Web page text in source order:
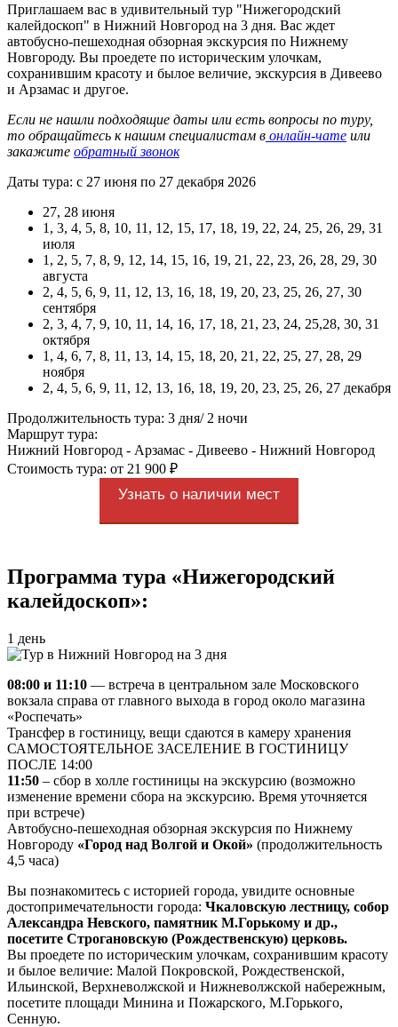
Приглашаем вас в удивительный тур "Нижегородский
калейдоскоп" в Нижний Новгород на 3 дня. Вас ждет
автобусно-пешеходная обзорная экскурсия по Нижнему
Новгороду. Вы проедете по историческим улочкам,
сохранившим красоту и былое величие, экскурсия в Дивеево
и Арзамас и другое.
Если не нашли подходящие даты или есть вопросы по туру,
то обращайтесь к нашим специалистам в онлайн-чате или
закажите обратный звонок
Даты тура: с 27 июня по 27 декабря 2026
27, 28 июня
1, 3, 4, 5, 8, 10, 11, 12, 15, 17, 18, 19, 22, 24, 25, 26, 29, 31
июля
1, 2, 5, 7, 8, 9, 12, 14, 15, 16, 19, 21, 22, 23, 26, 28, 29, 30
августа
2, 4, 5, 6, 9, 11, 12, 13, 16, 18, 19, 20, 23, 25, 26, 27, 30
сентября
2, 3, 4, 7, 9, 10, 11, 14, 16, 17, 18, 21, 23, 24, 25,28, 30, 31
октября
1, 4, 6, 7, 8, 11, 13, 14, 15, 18, 20, 21, 22, 25, 27, 28, 29
ноября
2, 4, 5, 6, 9, 11, 12, 13, 16, 18, 19, 20, 23, 25, 26, 27 декабря
Продолжительность тура: 3 дня/ 2 ночи
Маршрут тура:
Нижний Новгород - Арзамас - Дивеево - Нижний Новгород
Стоимость тура: от 21 900 ₽
Узнать о наличии мест
Программа тура «Нижегородский
калейдоскоп»:
1 день
08:00 и 11:10 — встреча в центральном зале Московского
вокзала справа от главного выхода в город около магазина
«Роспечать»
Трансфер в гостиницу, вещи сдаются в камеру хранения
САМОСТОЯТЕЛЬНОЕ ЗАСЕЛЕНИЕ В ГОСТИНИЦУ
ПОСЛЕ 14:00
11:50 – сбор в холле гостиницы на экскурсию (возможно
изменение времени сбора на экскурсию. Время уточняется
при встрече)
Автобусно-пешеходная обзорная экскурсия по Нижнему
Новгороду «Город над Волгой и Окой» (продолжительность
4,5 часа)
Вы познакомитесь с историей города, увидите основные
достопримечательности города: Чкаловскую лестницу, собор
Александра Невского, памятник М.Горькому и др.,
посетите Строгановскую (Рождественскую) церковь.
Вы проедете по историческим улочкам, сохранившим красоту
и былое величие: Малой Покровской, Рождественской,
Ильинской, Верхневолжской и Нижневолжской набережным,
посетите площади Минина и Пожарского, М.Горького,
Сенную.